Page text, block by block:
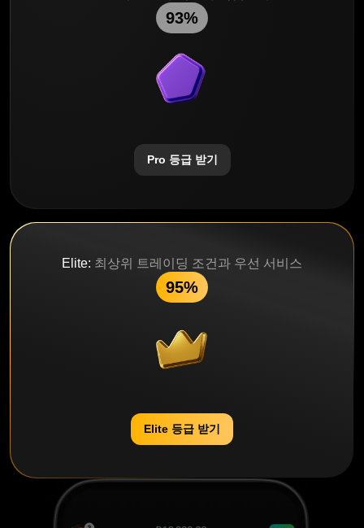
93%
Pro 등급 받기
Elite: 최상위 트레이딩 조건과 우선 서비스
95%
Elite 등급 받기